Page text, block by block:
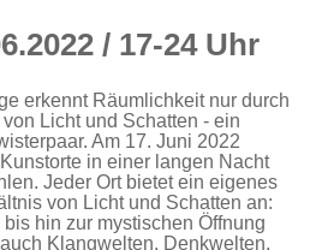
/ 17-24 Uhr
erkennt Räumlichkeit nur durch
Licht und Schatten - ein
Am 17. Juni 2022
in einer langen Nacht
Jeder Ort bietet ein eigenes
von Licht und Schatten an:
hin zur mystischen Öffnung
Klangwelten, Denkwelten,